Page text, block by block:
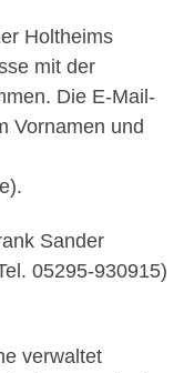
Holtheims
mit der
Die E-Mail-
Vornamen und
Sander
05295-930915)
verwaltet